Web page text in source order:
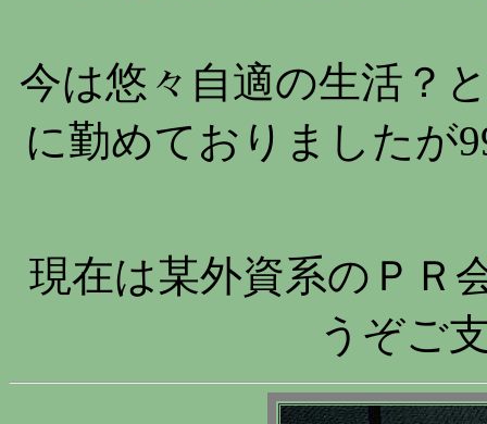
今は悠々自適の生活？
に勤めておりましたが
現在は某外資系のＰＲ
うぞご